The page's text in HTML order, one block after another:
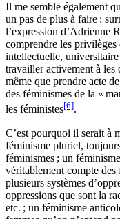
Il me semble également
un pas de plus à faire :
l’expression d’Adrienne
comprendre les
intellectuelle,
travailler activement à les
même que prendre acte
des féminismes de la «
les féministes[6].
C’est pourquoi il serait à
féminisme pluriel,
féminismes ; un
véritablement compte des
plusieurs systèmes
oppressions que sont la
etc. ; un féminisme